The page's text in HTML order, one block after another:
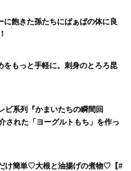
に飽きた孫たちにばぁばの体に良
をもっと手軽に。刺身のとろろ昆
ビ系列『かまいたちの瞬間回
された「ヨーグルトもち」を作っ
け簡単♡大根と油揚げの煮物♡【#